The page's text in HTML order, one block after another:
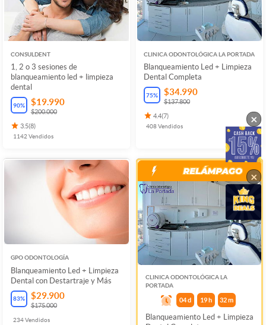
CONSULDENT
1, 2 o 3 sesiones de
blanqueamiento led + limpieza
dental
90% $19.990
$200.000
3.5(8)
1142 Vendidos
CLINICA ODONTOLÓGICA LA PORTADA
Blanqueamiento Led + Limpieza
Dental Completa
75% $34.990
$137.800
4.4(7)
408Vendidos
GPO ODONTOLOGÍA
Blanqueamiento Led + Limpieza
Dental con Destartraje y Más
83% $29.900
$175.000
234Vendidos
CLINICA ODONTOLÓGICA LA
PORTADA
04 d 19 h 32m
Blanqueamiento Led + Limpieza
×
×